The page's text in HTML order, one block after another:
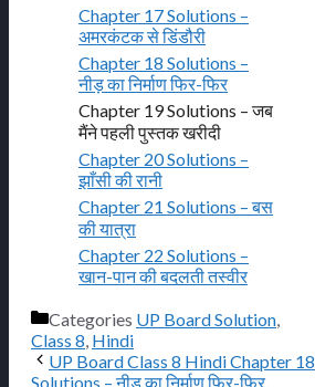
Chapter 17 Solutions –
अमरकंटक से डिंडौरी
Chapter 18 Solutions –
नीड़ का निर्माण फिर-फिर
Chapter 19 Solutions – जब
मैंने पहली पुस्तक खरीदी
Chapter 20 Solutions –
झाँसी की रानी
Chapter 21 Solutions – बस
की यात्रा
Chapter 22 Solutions –
खान-पान की बदलती तस्वीर
Categories UP Board Solution
Class 8 Hindi
UP Board Class 8 Hindi Chapter 18
Solutions – नीड़ का निर्माण फिर-फिर